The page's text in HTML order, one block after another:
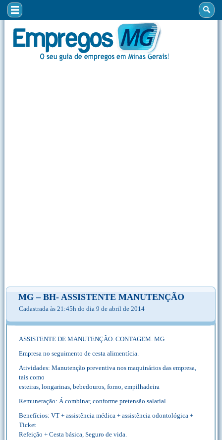
MG – BH- ASSISTENTE MANUTENÇÃO
Cadastrada às 21:45h do dia 9 de abril de 2014
ASSISTENTE DE MANUTENÇÃO. CONTAGEM. MG
Empresa no seguimento de cesta alimentícia.
Atividades: Manutenção preventiva nos maquinários das empresa,
tais como
esteiras, longarinas, bebedouros, forno, empilhadeira
Remuneração: Á combinar, conforme pretensão salarial.
Benefícios: VT + assistência médica + assistência odontológica +
Ticket
Refeição + Cesta básica, Seguro de vida.